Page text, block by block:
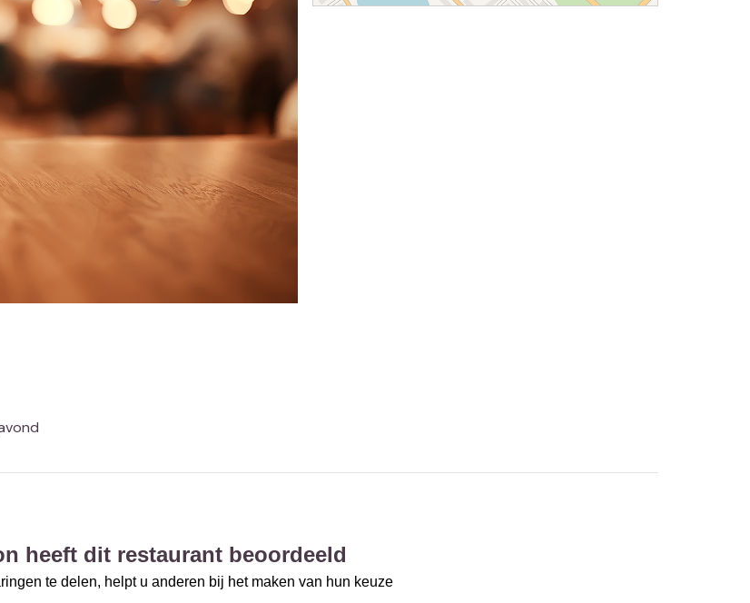
heeft dit restaurant beoordeeld
te delen, helpt u anderen bij het maken van hun keuze